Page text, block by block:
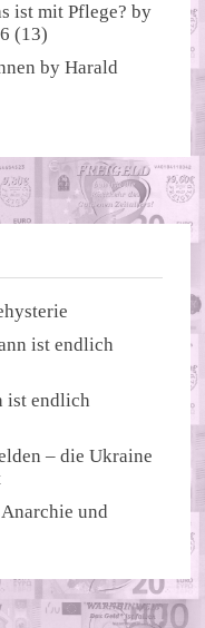
ist mit Pflege? by
(13)
byHarald
ist endlich
ist endlich
– die Ukraine
und